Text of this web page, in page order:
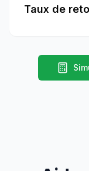
Taux de